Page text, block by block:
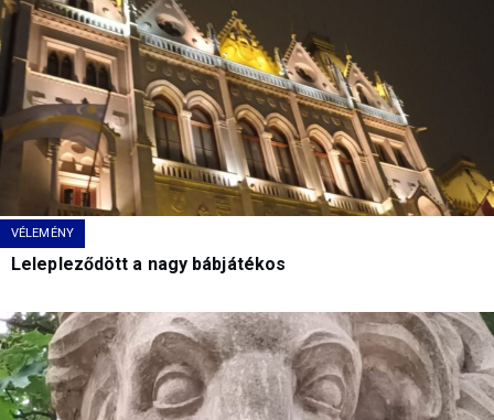
VÉLEMÉNY
Lelepleződött a nagy bábjátékos